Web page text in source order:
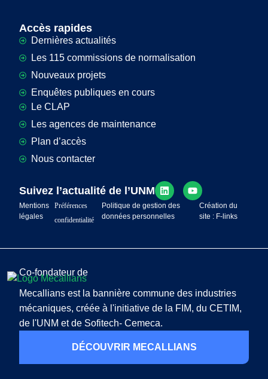
Accès rapides
Dernières actualités
Les 115 commissions de normalisation
Nouveaux projets
Enquêtes publiques en cours
Le CLAP
Les agences de maintenance
Plan d’accès
Nous contacter
Suivez l’actualité de l’UNM
Mentions
légales
Préférences
confidentialité
Politique de gestion des
données personnelles
Création du
site : F-links
Co-fondateur de
Mecallians est la bannière commune des industries
mécaniques, créée à l'initiative de la FIM, du CETIM,
de l'UNM et de Sofitech- Cemeca.
DÉCOUVRIR MECALLIANS